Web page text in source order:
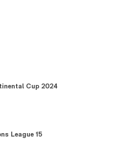
Cup 2024
League 15